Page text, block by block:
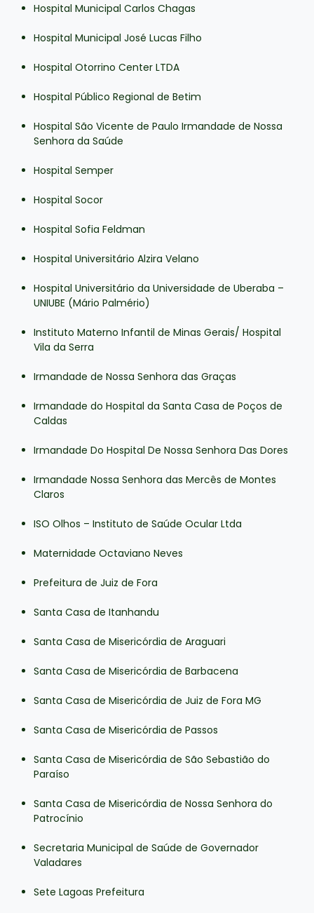
Hospital Municipal Carlos Chagas
Hospital Municipal José Lucas Filho
Hospital Otorrino Center LTDA
Hospital Público Regional de Betim
Hospital São Vicente de Paulo Irmandade de Nossa
Senhora da Saúde
Hospital Semper
Hospital Socor
Hospital Sofia Feldman
Hospital Universitário Alzira Velano
Hospital Universitário da Universidade de Uberaba –
UNIUBE (Mário Palmério)
Instituto Materno Infantil de Minas Gerais/ Hospital
Vila da Serra
Irmandade de Nossa Senhora das Graças
Irmandade do Hospital da Santa Casa de Poços de
Caldas
Irmandade Do Hospital De Nossa Senhora Das Dores
Irmandade Nossa Senhora das Mercês de Montes
Claros
ISO Olhos – Instituto de Saúde Ocular Ltda
Maternidade Octaviano Neves
Prefeitura de Juiz de Fora
Santa Casa de Itanhandu
Santa Casa de Misericórdia de Araguari
Santa Casa de Misericórdia de Barbacena
Santa Casa de Misericórdia de Juiz de Fora MG
Santa Casa de Misericórdia de Passos
Santa Casa de Misericórdia de São Sebastião do
Paraíso
Santa Casa de Misericórdia de Nossa Senhora do
Patrocínio
Secretaria Municipal de Saúde de Governador
Valadares
Sete Lagoas Prefeitura